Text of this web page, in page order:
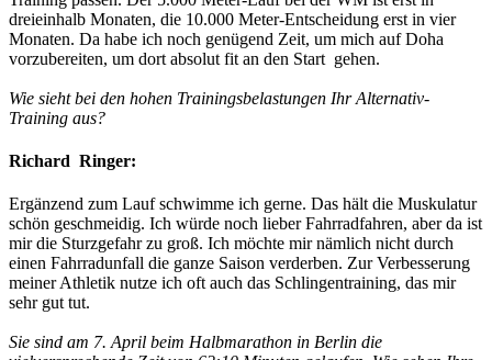
dreieinhalb Monaten, die 10.000 Meter-Entscheidung erst in vier
Monaten. Da habe ich noch genügend Zeit, um mich auf Doha
vorzubereiten, um dort absolut fit an den Start gehen.
Wie sieht bei den hohen Trainingsbelastungen Ihr Alternativ-
Training aus?
Richard Ringer:
Ergänzend zum Lauf schwimme ich gerne. Das hält die Muskulatur
schön geschmeidig. Ich würde noch lieber Fahrradfahren, aber da ist
mir die Sturzgefahr zu groß. Ich möchte mir nämlich nicht durch
einen Fahrradunfall die ganze Saison verderben. Zur Verbesserung
meiner Athletik nutze ich oft auch das Schlingentraining, das mir
sehr gut tut.
Sie sind am 7. April beim Halbmarathon in Berlin die